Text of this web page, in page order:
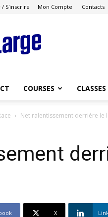
/ S'inscrire Mon Compte Contacts
COURSES CLASSES
Net ralentissement derrière le
X